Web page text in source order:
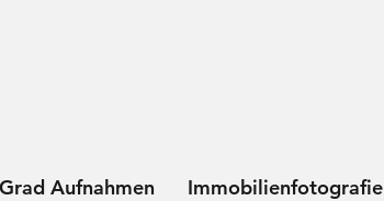
Aufnahmen Immobilienfotografie